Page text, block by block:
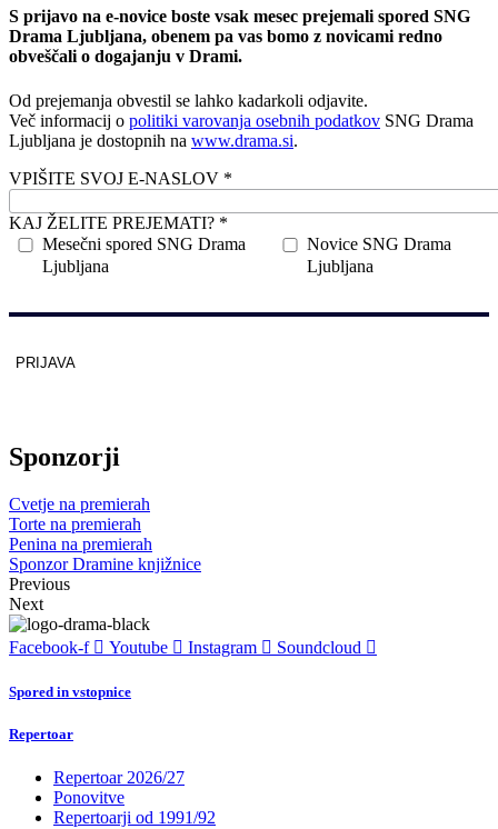
S prijavo na e-novice boste vsak mesec prejemali spored SNG
Drama Ljubljana, obenem pa vas bomo z novicami redno
obveščali o dogajanju v Drami.
Od prejemanja obvestil se lahko kadarkoli odjavite.
Več informacij o politiki varovanja osebnih podatkov SNG Drama
Ljubljana je dostopnih na www.drama.si.
VPIŠITE SVOJ E-NASLOV *
KAJ ŽELITE PREJEMATI? *
Mesečni spored SNG Drama
Ljubljana
Novice SNG Drama
Ljubljana
PRIJAVA
Sponzorji
Cvetje na premierah
Torte na premierah
Penina na premierah
Sponzor Dramine knjižnice
Previous
Next
Facebook-f Youtube Instagram Soundcloud
Spored in vstopnice
Repertoar
Repertoar 2026/27
Ponovitve
Repertoarji od 1991/92